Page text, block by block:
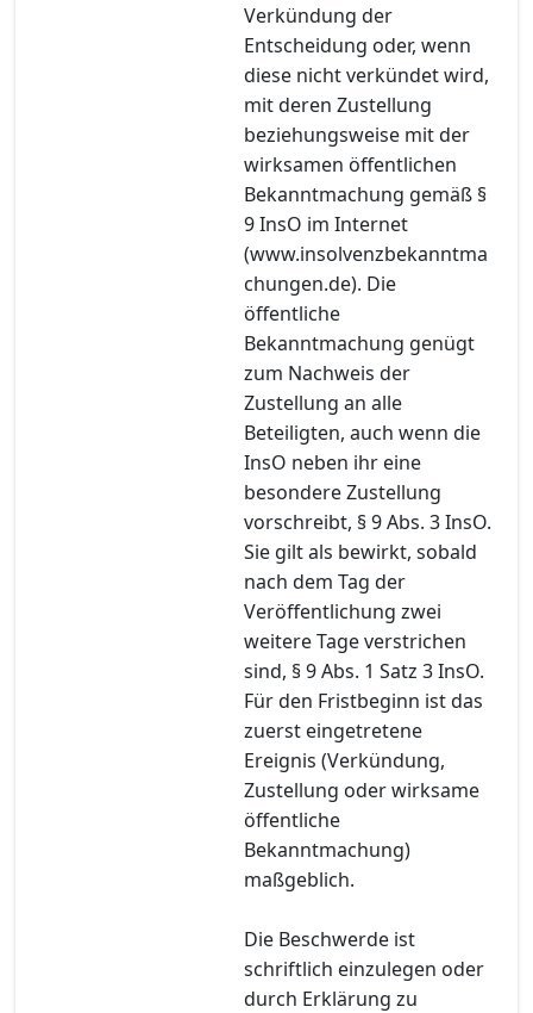
Verkündung der
Entscheidung oder, wenn
diese nicht verkündet wird,
mit deren Zustellung
beziehungsweise mit der
wirksamen öffentlichen
Bekanntmachung gemäß §
9 InsO im Internet
(www.insolvenzbekanntma
chungen.de). Die
öffentliche
Bekanntmachung genügt
zum Nachweis der
Zustellung an alle
Beteiligten, auch wenn die
InsO neben ihr eine
besondere Zustellung
vorschreibt, § 9 Abs. 3 InsO.
Sie gilt als bewirkt, sobald
nach dem Tag der
Veröffentlichung zwei
weitere Tage verstrichen
sind, § 9 Abs. 1 Satz 3 InsO.
Für den Fristbeginn ist das
zuerst eingetretene
Ereignis (Verkündung,
Zustellung oder wirksame
öffentliche
Bekanntmachung)
maßgeblich.
Die Beschwerde ist
schriftlich einzulegen oder
durch Erklärung zu